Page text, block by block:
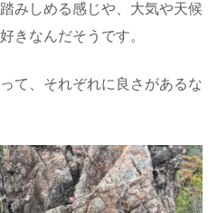
みしめる感じや、大気や天候
きなんだそうです。
て、それぞれに良さがあるな